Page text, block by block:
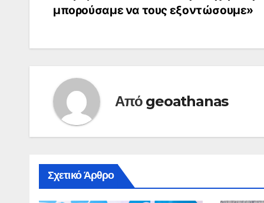
άρθρων
μπορούσαμε να τους εξοντώσουμε»
Από geoathanas
Σχετικό Άρθρο